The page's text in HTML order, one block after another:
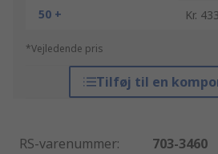
50 +
Kr.
*Vejledende pris
Tilføj til en
RS-varenummer:
703-3460